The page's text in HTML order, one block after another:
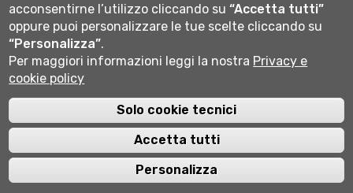
Università degli studi di Bergamo
24129 Bergamo
Centralino 035 2052111
acconsentirne l’utilizzo cliccando su“Accetta tutti”
oppure puoi personalizzare le tue scelte cliccando su
“Personalizza”.
Per maggiori informazioni leggi la nostra Privacy e
cookie policy
Solo cookie tecnici
Accetta tutti
Personalizza